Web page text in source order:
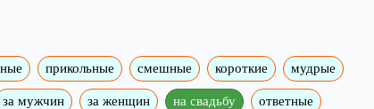
прикольные смешные короткие мудрые
за мужчин за женщин на свадьбу ответные